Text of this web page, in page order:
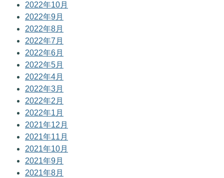
2022年10月
2022年9月
2022年8月
2022年7月
2022年6月
2022年5月
2022年4月
2022年3月
2022年2月
2022年1月
2021年12月
2021年11月
2021年10月
2021年9月
2021年8月